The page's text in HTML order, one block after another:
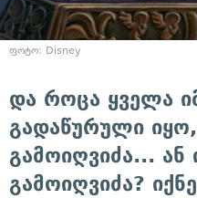
ფოტო: Disney
და როცა ყველა
გადაწურული
გამოიღვიძა... ან
გამოიღვიძა?